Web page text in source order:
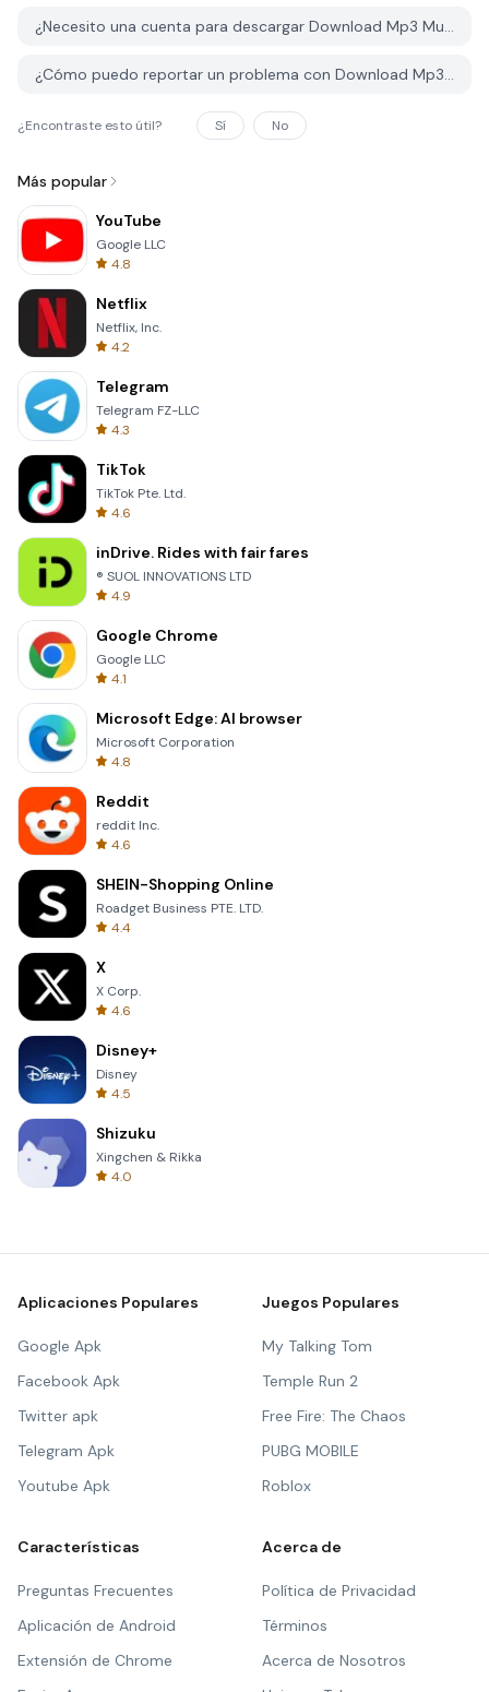
¿Necesito una cuenta para descargar Download Mp3 Music Downloader desde PGYER APK HUB?
¿Cómo puedo reportar un problema con Download Mp3 Music Downloader en PGYER APK HUB?
¿Encontraste esto útil? Sí No
Más popular
YouTube
Google LLC
4.8
Netflix
Netflix, Inc.
4.2
Telegram
Telegram FZ-LLC
4.3
TikTok
TikTok Pte. Ltd.
4.6
inDrive. Rides with fair fares
® SUOL INNOVATIONS LTD
4.9
Google Chrome
Google LLC
4.1
Microsoft Edge: AI browser
Microsoft Corporation
4.8
Reddit
reddit Inc.
4.6
SHEIN-Shopping Online
Roadget Business PTE. LTD.
4.4
X
X Corp.
4.6
Disney+
Disney
4.5
Shizuku
Xingchen & Rikka
4.0
Aplicaciones Populares
Google Apk
Facebook Apk
Twitter apk
Telegram Apk
Youtube Apk
Juegos Populares
My Talking Tom
Temple Run 2
Free Fire: The Chaos
PUBG MOBILE
Roblox
Características
Preguntas Frecuentes
Aplicación de Android
Extensión de Chrome
Acerca de
Política de Privacidad
Términos
Acerca de Nosotros